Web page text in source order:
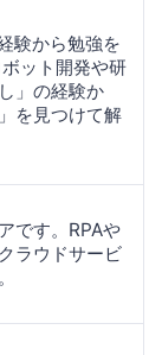
験から勉強を
ット開発や研
」の経験か
を見つけて解
です。RPAや
ラウドサービ